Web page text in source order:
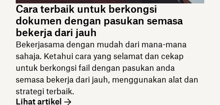
Cara terbaik untuk berkongsi
dokumen dengan pasukan semasa
bekerja dari jauh
Bekerjasama dengan mudah dari mana-mana
sahaja. Ketahui cara yang selamat dan cekap
untuk berkongsi fail dengan pasukan anda
semasa bekerja dari jauh, menggunakan alat dan
strategi terbaik.
Lihat artikel